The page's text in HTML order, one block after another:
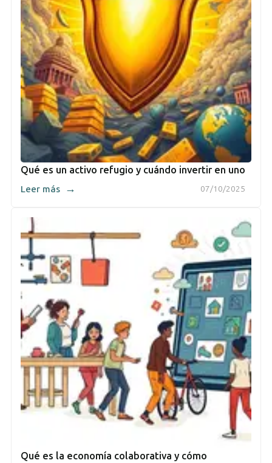
Qué es un activo refugio y cuándo invertir en uno
07/10/2025
Leer más →
Qué es la economía colaborativa y cómo